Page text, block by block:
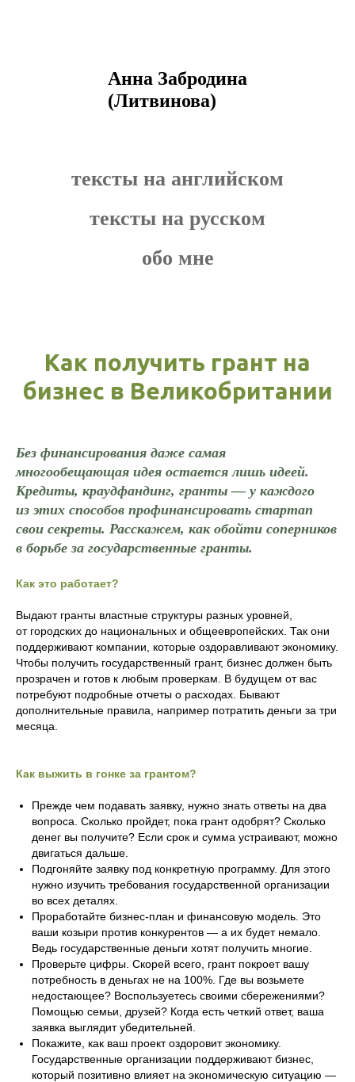
Анна Забродина
(Литвинова)
тексты на английском
тексты на русском
обо мне
Как получить грант на
бизнес в Великобритании
Без финансирования даже самая
многообещающая идея остается лишь идеей.
Кредиты, краудфандинг, гранты — у каждого
из этих способов профинансировать стартап
свои секреты. Расскажем, как обойти соперников
в борьбе за государственные гранты.
Как это работает?
Выдают гранты властные структуры разных уровней,
от городских до национальных и общеевропейских. Так они
поддерживают компании, которые оздоравливают экономику.
Чтобы получить государственный грант, бизнес должен быть
прозрачен и готов к любым проверкам. В будущем от вас
потребуют подробные отчеты о расходах. Бывают
дополнительные правила, например потратить деньги за три
месяца.
Как выжить в гонке за грантом?
Прежде чем подавать заявку, нужно знать ответы на два
вопроса. Сколько пройдет, пока грант одобрят? Сколько
денег вы получите? Если срок и сумма устраивают, можно
двигаться дальше.
Подгоняйте заявку под конкретную программу. Для этого
нужно изучить требования государственной организации
во всех деталях.
Проработайте бизнес-план и финансовую модель. Это
ваши козыри против конкурентов — а их будет немало.
Ведь государственные деньги хотят получить многие.
Проверьте цифры. Скорей всего, грант покроет вашу
потребность в деньгах не на 100%. Где вы возьмете
недостающее? Воспользуетесь своими сбережениями?
Помощью семьи, друзей? Когда есть четкий ответ, ваша
заявка выглядит убедительней.
Покажите, как ваш проект оздоровит экономику.
Государственные организации поддерживают бизнес,
который позитивно влияет на экономическую ситуацию —